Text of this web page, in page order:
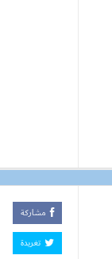
مشاركة
تغريدة